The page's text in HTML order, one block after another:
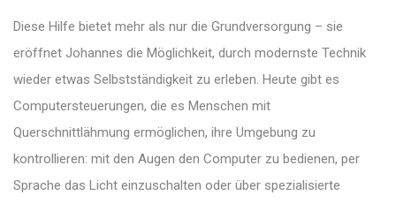
Diese Hilfe bietet mehr als nur die Grundversorgung – sie
eröffnet Johannes die Möglichkeit, durch modernste Technik
wieder etwas Selbstständigkeit zu erleben. Heute gibt es
Computersteuerungen, die es Menschen mit
Querschnittlähmung ermöglichen, ihre Umgebung zu
kontrollieren: mit den Augen den Computer zu bedienen, per
Sprache das Licht einzuschalten oder über spezialisierte